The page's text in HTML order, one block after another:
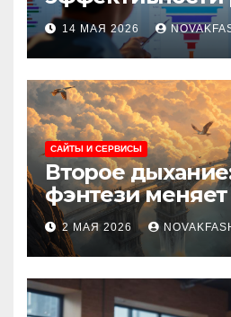
при атрибуции
множественных
касания
14 МАЯ 2026
САЙТЫ И СЕРВИСЫ
Второе
фэнтези
культуру
2 МАЯ 2026